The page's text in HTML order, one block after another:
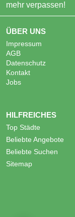
mehr verpassen!
ÜBER UNS
Impressum
AGB
Datenschutz
Kontakt
Jobs
HILFREICHES
Top Städte
Beliebte Angebote
Beliebte Suchen
Sitemap